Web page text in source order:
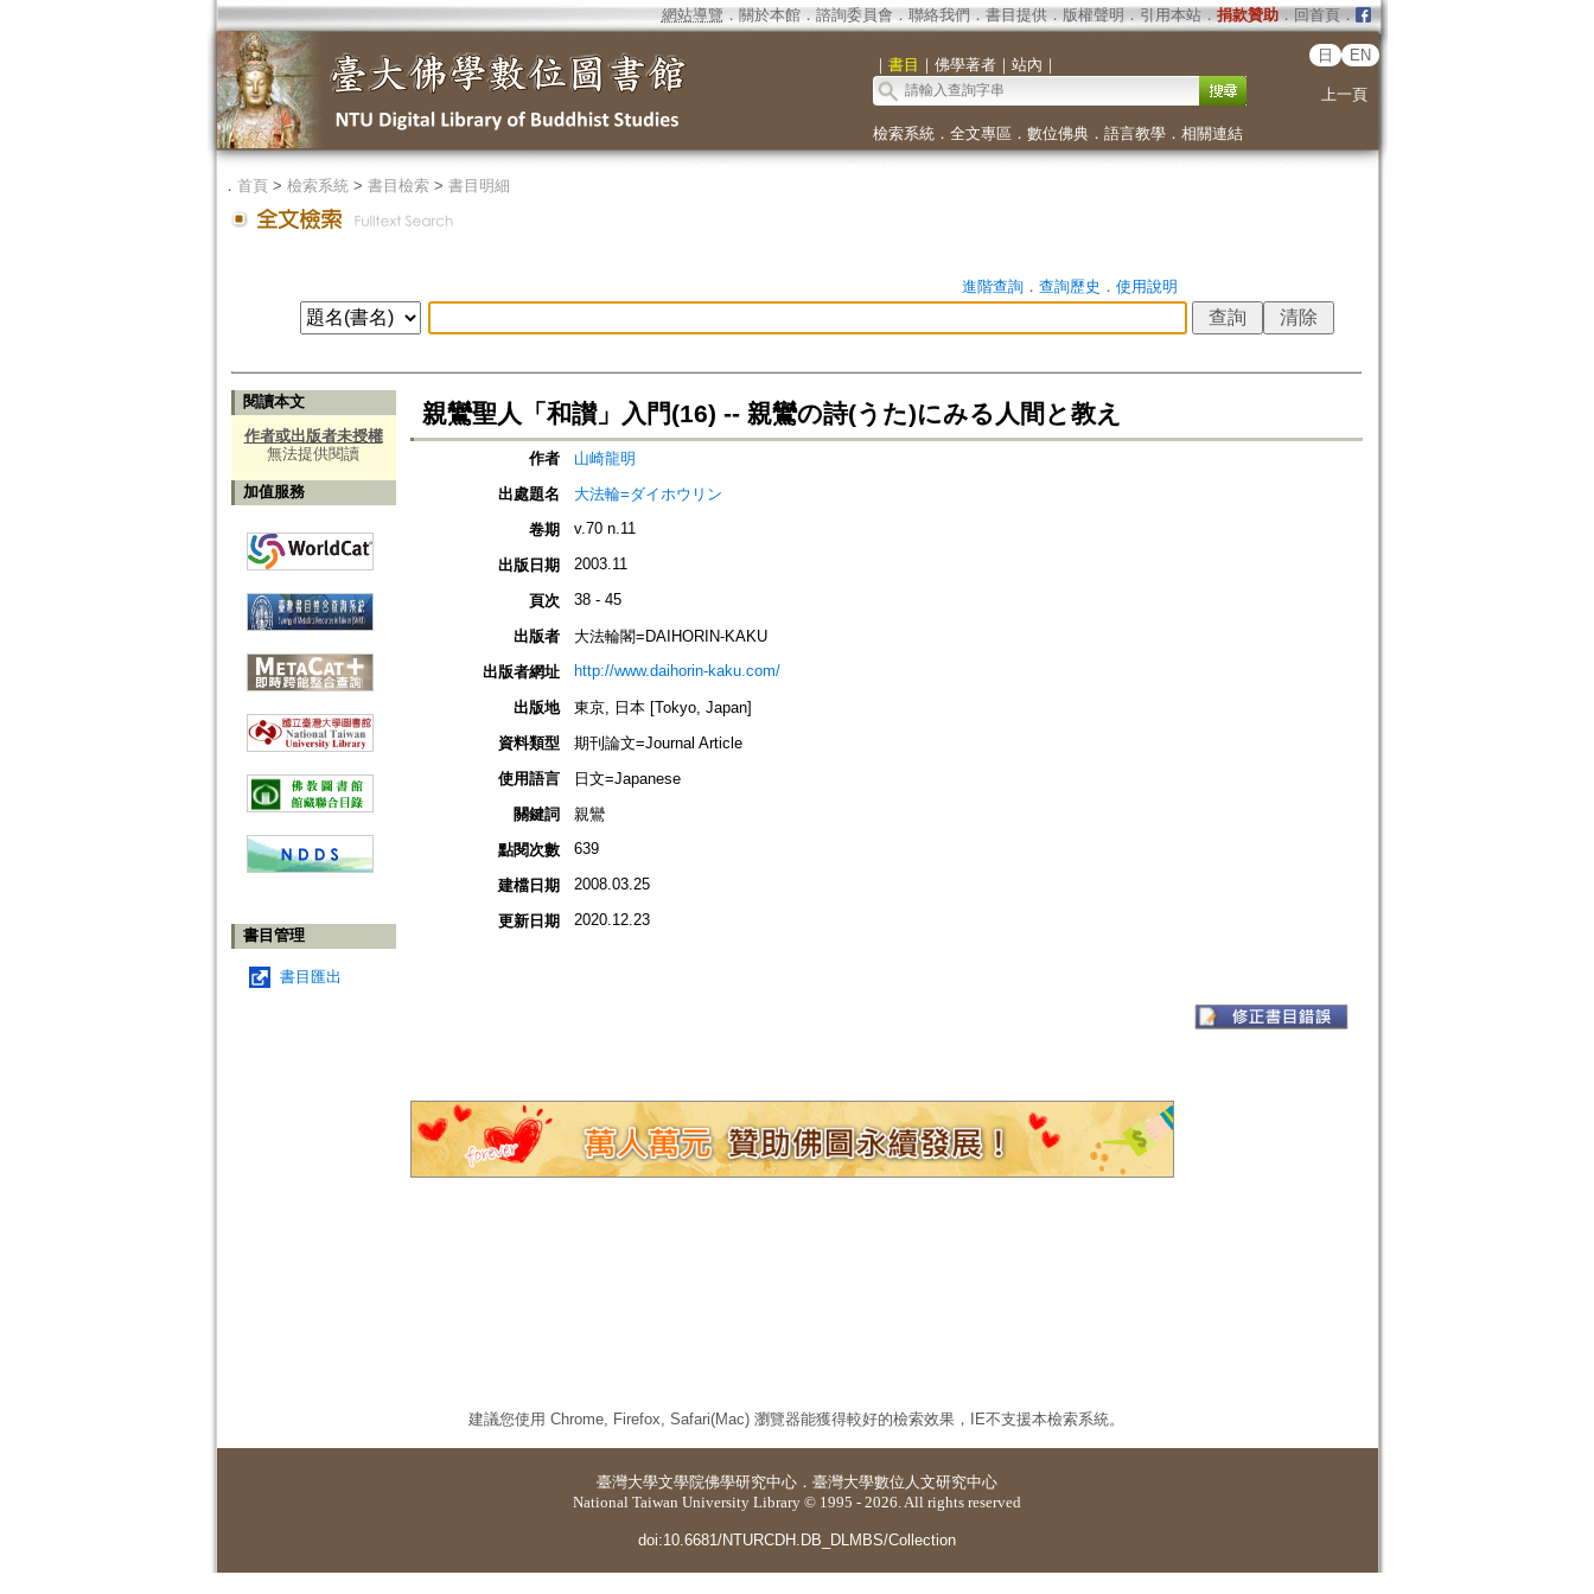
網站導覽 ． 關於本館． 諮詢委員會． 聯絡我們 ． 書目提供． 版權聲明 ． 引用本站． 捐款贊助．回首頁．
｜ 書目 ｜ 佛學著者｜ 站內 ｜
日 EN
上一頁
檢索系統． 全文專區 ． 數位佛典． 語言教學． 相關連結
． 首頁> 檢索系統> 書目檢索> 書目明細
進階查詢． 查詢歷史 ． 使用說明
閱讀本文
作者或出版者未授權
無法提供閱讀
加值服務
書目管理
書目匯出
親鸞聖人「和讃」入門(16) -- 親鸞の詩(うた)にみる人間と教え
作者
山崎龍明
出處題名
大法輪=ダイホウリン
卷期
v.70 n.11
出版日期 2003.11
頁次 38 - 45
出版者
大法輪閣=DAIHORIN-KAKU
出版者網址
http://www.daihorin-kaku.com/
出版地
東京, 日本 [Tokyo, Japan]
資料類型
期刊論文=Journal Article
使用語言
日文=Japanese
關鍵詞
親鸞
點閱次數
639
建檔日期 2008.03.25
更新日期 2020.12.23
建議您使用 Chrome, Firefox, Safari(Mac) 瀏覽器能獲得較好的檢索效果，IE不支援本檢索系統。
臺灣大學文學院佛學研究中心 ． 臺灣大學數位人文研究中心
National Taiwan University Library © 1995 - 2026. All rights reserved
doi:10.6681/NTURCDH.DB_DLMBS/Collection